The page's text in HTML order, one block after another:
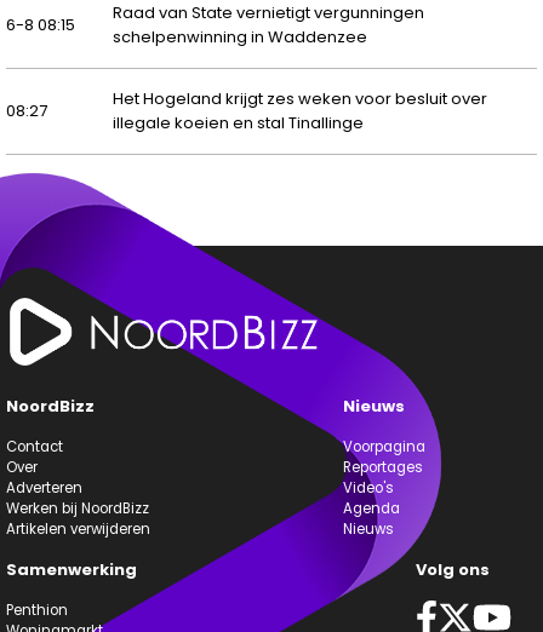
6-8 08:15
Raad van State vernietigt vergunningen
schelpenwinning in Waddenzee
08:27
Het Hogeland krijgt zes weken voor besluit over
illegale koeien en stal Tinallinge
NoordBizz
Contact
Over
Adverteren
Werken bij NoordBizz
Artikelen verwijderen
Nieuws
Voorpagina
Reportages
Video's
Agenda
Nieuws
Samenwerking
Penthion
Volg ons